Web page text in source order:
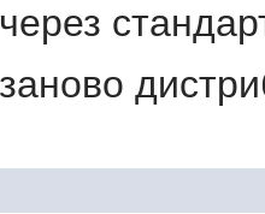
через
заново